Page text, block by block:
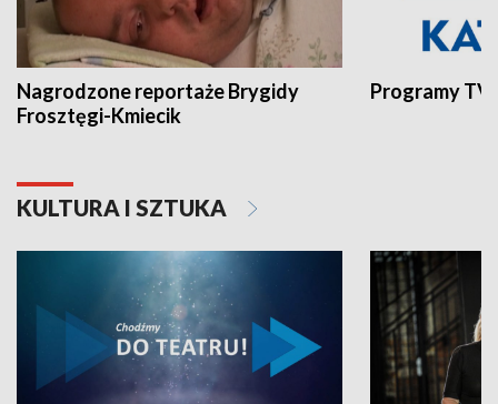
Nagrodzone reportaże Brygidy
Frosztęgi-Kmiecik
Programy
KULTURA I SZTUKA